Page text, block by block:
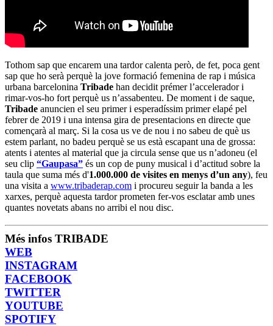
Tothom sap que encarem una tardor calenta però, de fet, poca gent
sap que ho serà perquè la jove formació femenina de rap i música
urbana barcelonina Tribade han decidit prémer l’accelerador i
rimar-vos-ho fort perquè us n’assabenteu. De moment i de saque,
Tribade anuncien el seu primer i esperadíssim primer elapé pel
febrer de 2019 i una intensa gira de presentacions en directe que
començarà al març. Si la cosa us ve de nou i no sabeu de què us
estem parlant, no badeu perquè se us està escapant una de grossa:
atents i atentes al material que ja circula sense que us n’adoneu (el
seu clip “Gaupasa” és un cop de puny musical i d’actitud sobre la
taula que suma més d'1.000.000 de visites en menys d’un any), feu
una visita a www.tribaderap.com i procureu seguir la banda a les
xarxes, perquè aquesta tardor prometen fer-vos esclatar amb unes
quantes novetats abans no arribi el nou disc.
Més infos TRIBADE
WEB
INSTAGRAM
FACEBOOK
TWITTER
YOUTUBE
SPOTIFY